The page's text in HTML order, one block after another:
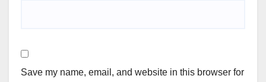
Save my name, email, and website in this browser for